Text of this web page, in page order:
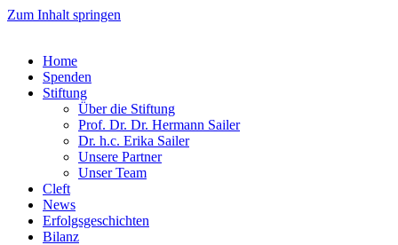
Zum Inhalt springen
Home
Spenden
Stiftung
Über die Stiftung
Prof. Dr. Dr. Hermann Sailer​
Dr. h.c. Erika Sailer
Unsere Partner
Unser Team
Cleft
News
Erfolgsgeschichten
Bilanz